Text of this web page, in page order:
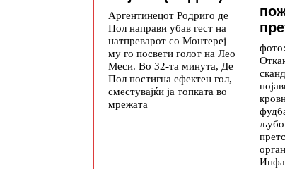
Аргентинецот Родриго де
Пол направи убав гест на
натпреварот со Монтереј –
му го посвети голот на Лео
Меси. Во 32-та минута, Де
Пол постигна ефектен гол,
сместувајќи ја топката во
мрежата